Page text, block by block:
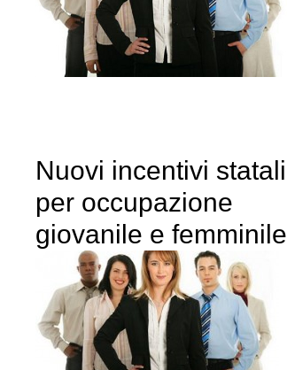
Nuovi incentivi statali
per occupazione
giovanile e femminile